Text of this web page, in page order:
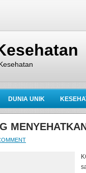
DUNIA UNIK